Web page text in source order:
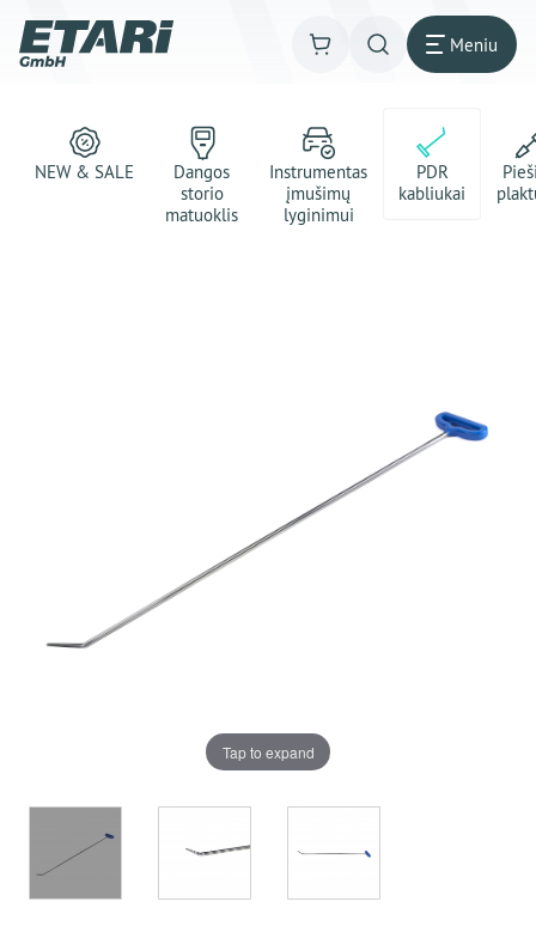
Meniu
NEW & SALE
Dangos
storio
matuoklis
Instrumentas
įmušimų
lyginimui
PDR
kabliukai
Tap to expand